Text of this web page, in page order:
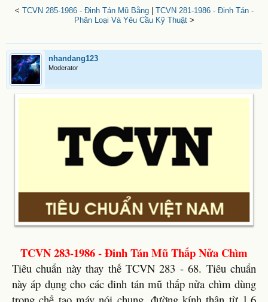
< TCVN 285-1986 - Đinh Tán Mũ Bằng| TCVN 281-1986 - Đinh Tán -
Phân Loại Và Yêu Cầu Kỹ Thuật>
nhandang123
Moderator
TCVN 283-1986 - Đinh Tán Mũ Thấp Nửa Chìm
Tiêu chuẩn này thay thế TCVN 283 - 68. Tiêu chuẩn
này áp dụng cho các đinh tán mũ thấp nửa chìm dùng